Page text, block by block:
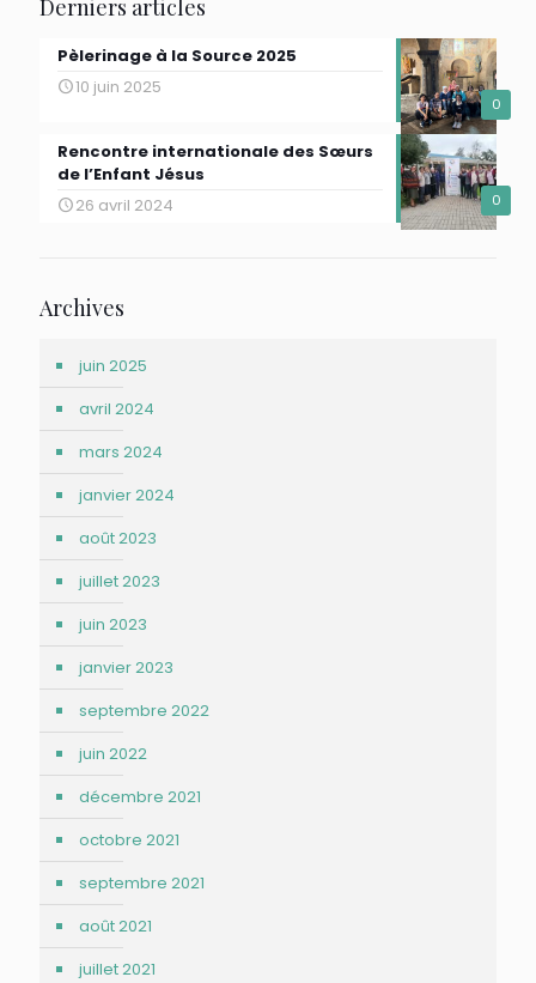
Derniers articles
0
Pèlerinage à la Source 2025
10 juin 2025
0
Rencontre internationale des Sœurs
de l’Enfant Jésus
26 avril 2024
Archives
juin 2025
avril 2024
mars 2024
janvier 2024
août 2023
juillet 2023
juin 2023
janvier 2023
septembre 2022
juin 2022
décembre 2021
octobre 2021
septembre 2021
août 2021
juillet 2021